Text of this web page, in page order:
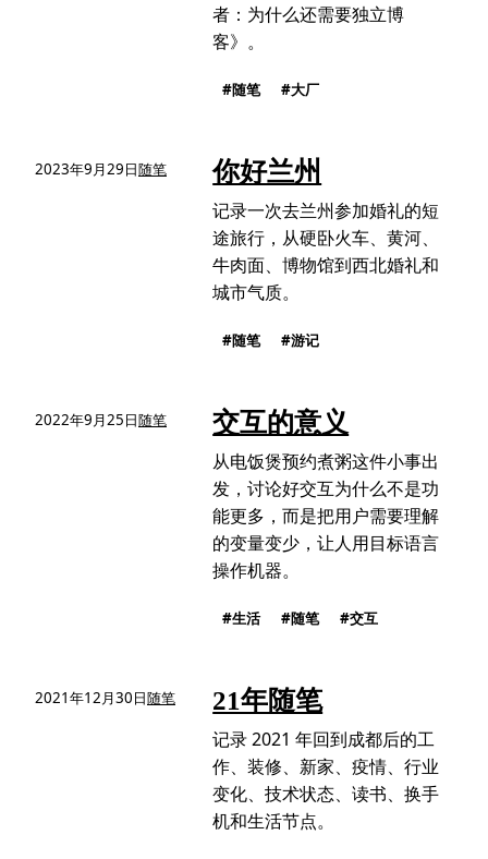
者：为什么还需要独立博
客》。
随笔 大厂
2023年9月29日随笔 你好兰州
记录一次去兰州参加婚礼的短
途旅行，从硬卧火车、黄河、
牛肉面、博物馆到西北婚礼和
城市气质。
随笔 游记
2022年9月25日随笔 交互的意义
从电饭煲预约煮粥这件小事出
发，讨论好交互为什么不是功
能更多，而是把用户需要理解
的变量变少，让人用目标语言
操作机器。
生活 随笔 交互
2021年12月30日随笔 21年随笔
记录 2021 年回到成都后的工
作、装修、新家、疫情、行业
变化、技术状态、读书、换手
机和生活节点。